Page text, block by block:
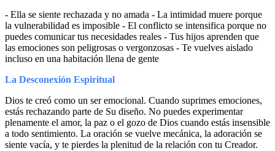
- Ella se siente rechazada y no amada - La intimidad muere porque
la vulnerabilidad es imposible - El conflicto se intensifica porque no
puedes comunicar tus necesidades reales - Tus hijos aprenden que
las emociones son peligrosas o vergonzosas - Te vuelves aislado
incluso en una habitación llena de gente
La Desconexión Espiritual
Dios te creó como un ser emocional. Cuando suprimes emociones,
estás rechazando parte de Su diseño. No puedes experimentar
plenamente el amor, la paz o el gozo de Dios cuando estás insensible
a todo sentimiento. La oración se vuelve mecánica, la adoración se
siente vacía, y te pierdes la plenitud de la relación con tu Creador.